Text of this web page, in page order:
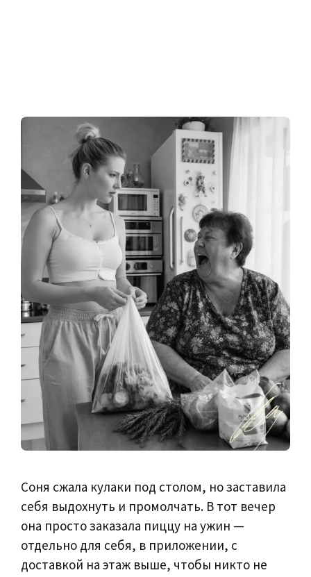
Соня сжала кулаки под столом, но заставила
себя выдохнуть и промолчать. В тот вечер
она просто заказала пиццу на ужин —
отдельно для себя, в приложении, с
доставкой на этаж выше, чтобы никто не